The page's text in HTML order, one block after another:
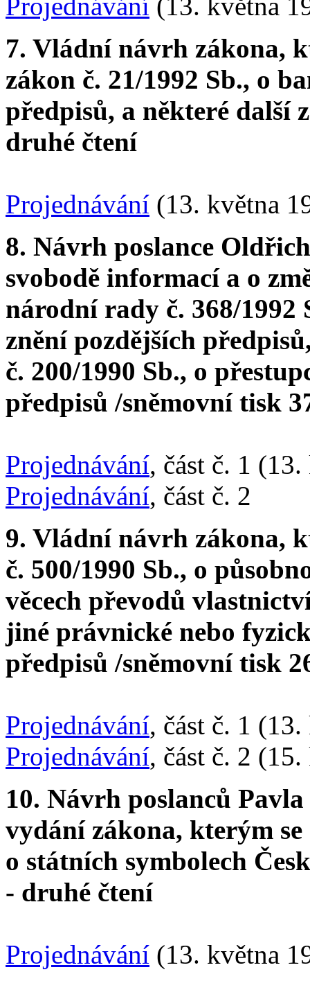
Projednávání (13. května
7. Vládní návrh zákona,
zákon č. 21/1992 Sb., o
předpisů, a některé další
druhé čtení
Projednávání (13. května
8. Návrh poslance
svobodě informací a o
národní rady č. 368/1992
znění pozdějších
č. 200/1990 Sb., o
předpisů /sněmovní tisk
Projednávání, část č. 1
Projednávání, část č. 2
9. Vládní návrh zákona,
č. 500/1990 Sb., o
věcech převodů
jiné právnické nebo
předpisů /sněmovní tisk
Projednávání, část č. 1
Projednávání, část č. 2
10. Návrh poslanců
vydání zákona, kterým
o státních symbolech
- druhé čtení
Projednávání (13. května